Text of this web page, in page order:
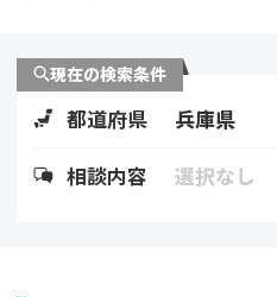
空き家
再建築不可
不動産コラム
不動産売却
現在の検索条件
都道府県 兵庫県
相談内容 選択なし